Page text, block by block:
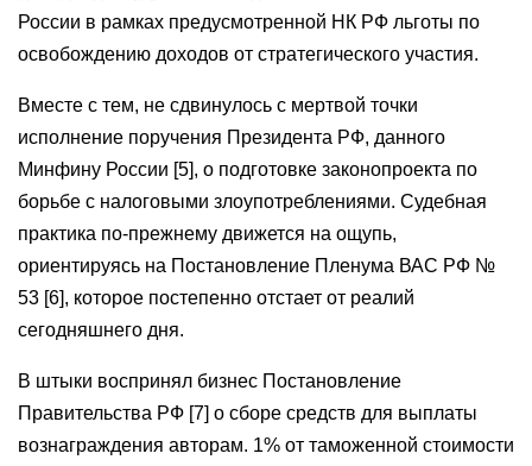
России в рамках предусмотренной НК РФ льготы по
освобождению доходов от стратегического участия.
Вместе с тем, не сдвинулось с мертвой точки
исполнение поручения Президента РФ, данного
Минфину России [5], о подготовке законопроекта по
борьбе с налоговыми злоупотреблениями. Судебная
практика по-прежнему движется на ощупь,
ориентируясь на Постановление Пленума ВАС РФ №
53 [6], которое постепенно отстает от реалий
сегодняшнего дня.
В штыки воспринял бизнес Постановление
Правительства РФ [7] о сборе средств для выплаты
вознаграждения авторам. 1% от таможенной стоимости